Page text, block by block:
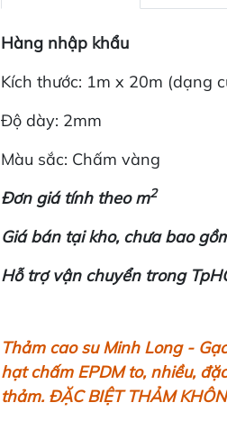
Hàng nhập khẩu
Kích thước: 1m x 20m (dạng
Độ dày: 2mm
Màu sắc: Chấm vàng
Đơn giá tính theo m2
Giá bán tại kho, chưa bao
Hỗ trợ vận chuyển trong
Thảm cao su Minh Long -
hạt chấm EPDM to, nhiều,
thảm. ĐẶC BIỆT THẢM